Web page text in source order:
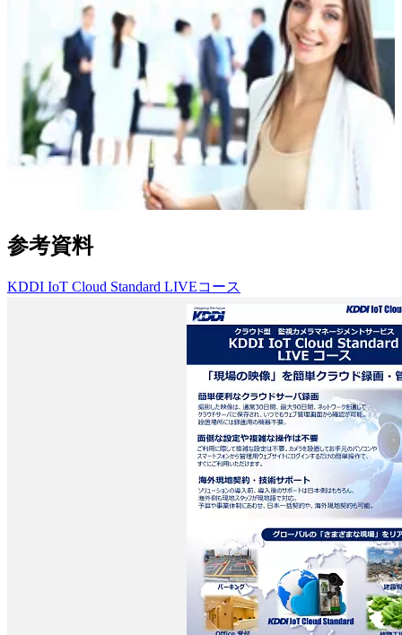
参考資料
KDDI IoT Cloud Standard LIVEコース